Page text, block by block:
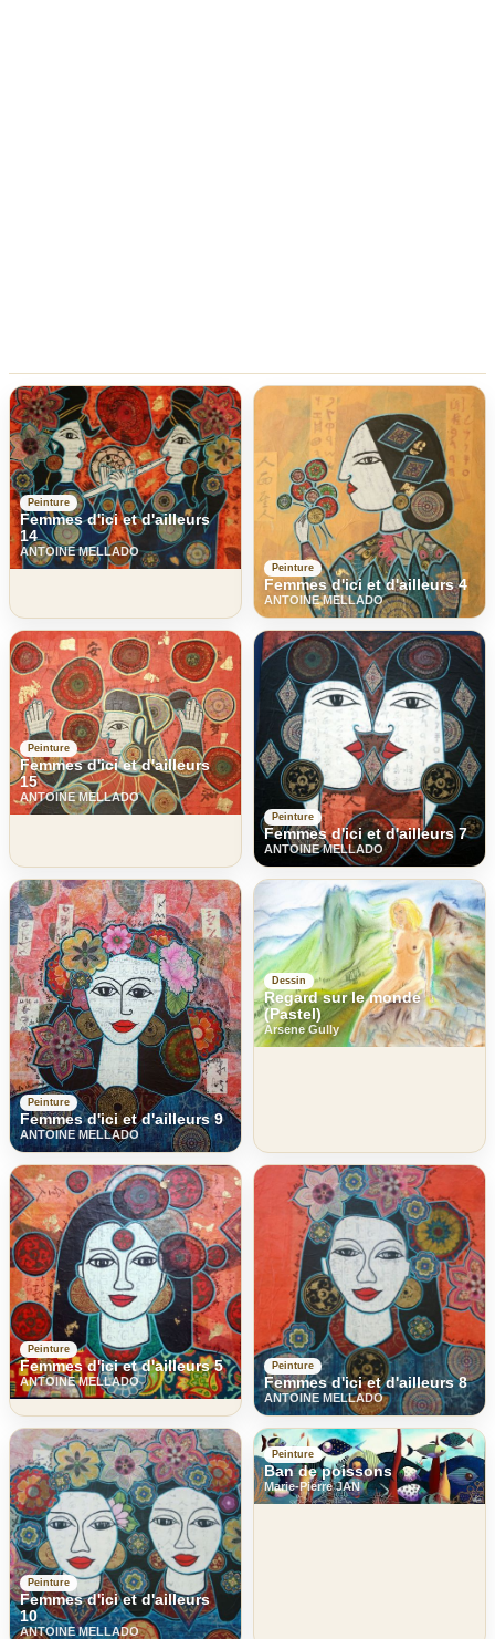
Peinture
Femmes d'ici et d'ailleurs
14
ANTOINE MELLADO
Peinture
Femmes d'ici et d'ailleurs 4
ANTOINE MELLADO
Peinture
Femmes d'ici et d'ailleurs
15
ANTOINE MELLADO
Peinture
Femmes d'ici et d'ailleurs 7
ANTOINE MELLADO
Peinture
Femmes d'ici et d'ailleurs 9
ANTOINE MELLADO
Dessin
Regard sur le monde
(Pastel)
Arsene Gully
Peinture
Femmes d'ici et d'ailleurs 5
ANTOINE MELLADO
Peinture
Femmes d'ici et d'ailleurs 8
ANTOINE MELLADO
Peinture
Femmes d'ici et d'ailleurs
10
ANTOINE MELLADO
Peinture
Ban de poissons
Marie-Pierre JAN